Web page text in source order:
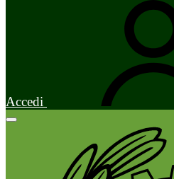
Accedi